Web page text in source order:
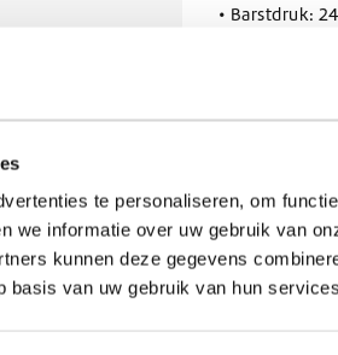
te personaliseren, om
we informatie over uw gebruik van
kunnen deze gegevens
basis van uw gebruik van hun
• Barstdruk:
• Cadmiumvrij
• Alle seizoenen